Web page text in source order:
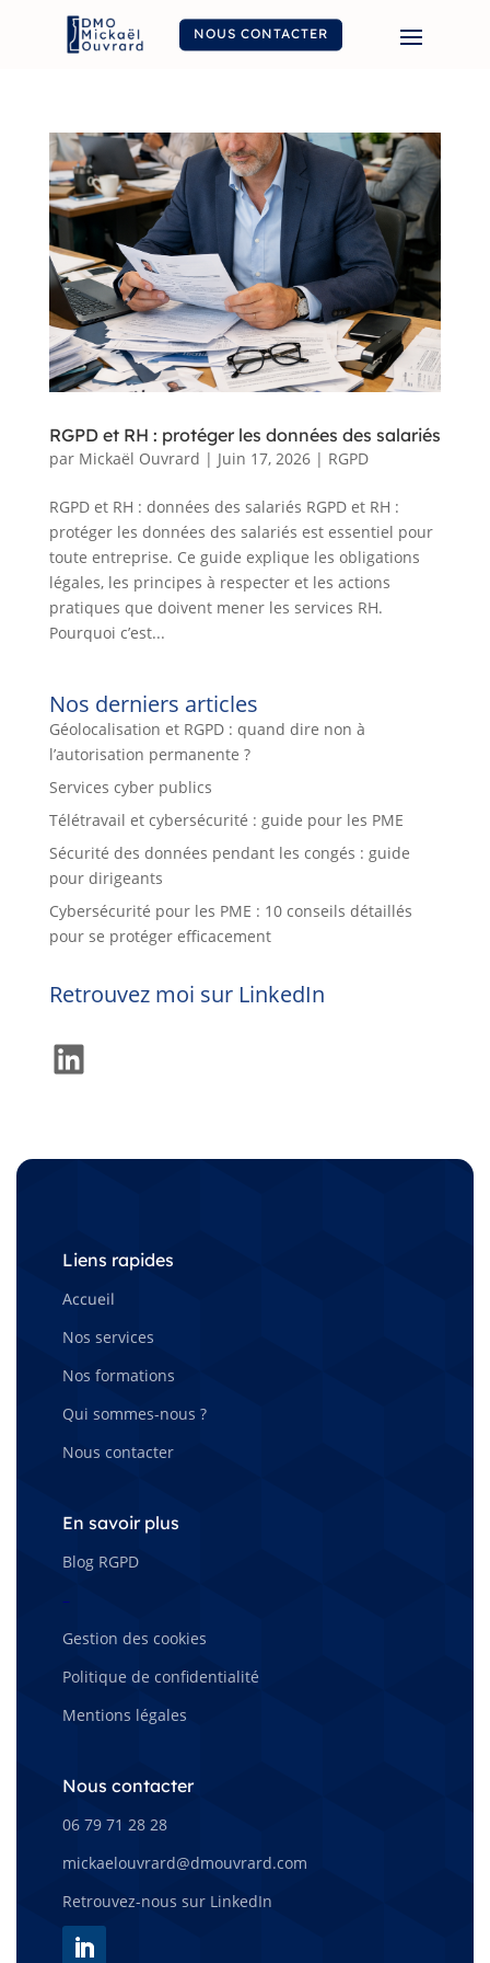
NOUS CONTACTER
RGPD et RH : protéger les données des salariés
par Mickaël Ouvrard | Juin 17, 2026| RGPD
RGPD et RH : données des salariés RGPD et RH :
protéger les données des salariés est essentiel pour
toute entreprise. Ce guide explique les obligations
légales, les principes à respecter et les actions
pratiques que doivent mener les services RH.
Pourquoi c’est...
Nos derniers articles
Géolocalisation et RGPD : quand dire non à
l’autorisation permanente ?
Services cyber publics
Télétravail et cybersécurité : guide pour les PME
Sécurité des données pendant les congés : guide
pour dirigeants
Cybersécurité pour les PME : 10 conseils détaillés
pour se protéger efficacement
Retrouvez moi sur LinkedIn
LinkedIn
Liens rapides
Accueil
Nos services
Nos formations
Qui sommes-nous ?
Nous contacter
En savoir plus
Blog RGPD
–
Gestion des cookies
Politique de confidentialité
Mentions légales
Nous contacter
06 79 71 28 28
mickaelouvrard@dmouvrard.com
Retrouvez-nous sur LinkedIn